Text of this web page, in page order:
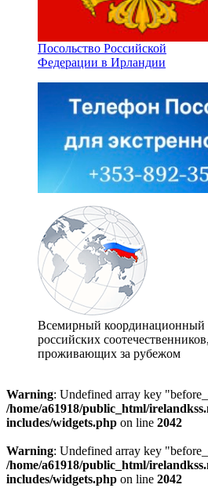
Посольство Российской
Федерации в Ирландии
Всемирный координационный
российских соотечественников,
проживающих за рубежом
Warning: Undefined array key
/home/a61918/public_html/
includes/widgets.php on line 2042
Warning: Undefined array key
/home/a61918/public_html/
includes/widgets.php on line 2042